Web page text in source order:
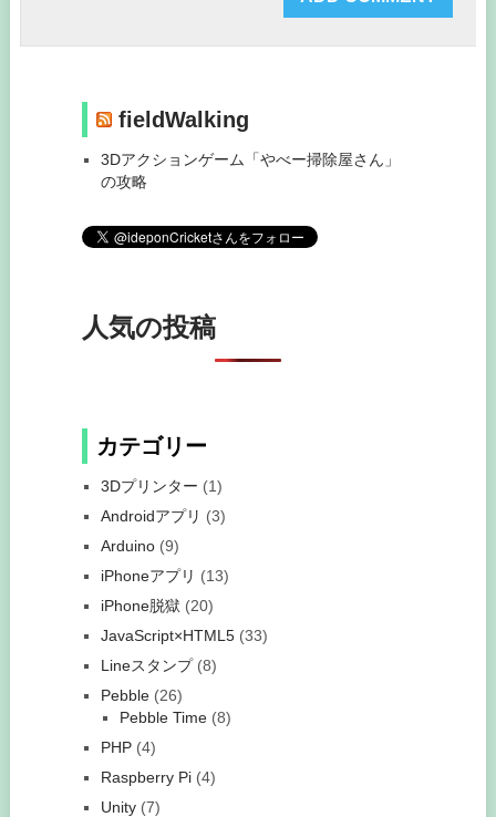
fieldWalking
3Dアクションゲーム「やべー掃除屋さん」
の攻略
人気の投稿
カテゴリー
3Dプリンター (1)
Androidアプリ (3)
Arduino(9)
iPhoneアプリ (13)
iPhone脱獄 (20)
JavaScript×HTML5(33)
Lineスタンプ(8)
Pebble(26)
Pebble Time(8)
PHP(4)
Raspberry Pi(4)
Unity(7)